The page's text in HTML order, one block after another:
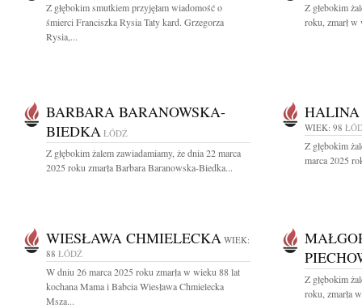
Z głębokim smutkiem przyjęłam wiadomość o
śmierci Franciszka Rysia Taty kard. Grzegorza
Rysia,...
Z głebokim
roku, zmarł
BARBARA BARANOWSKA-
BIEDKA ŁÓDŹ
Z głębokim żalem zawiadamiamy, że dnia 22 marca
2025 roku zmarła Barbara Baranowska-Biedka...
HALINA
WIEK: 98
Z głębokim
marca 2025
WIESŁAWA CHMIELECKA WIEK:
88 ŁÓDŹ
W dniu 26 marca 2025 roku zmarła w wieku 88 lat
kochana Mama i Babcia Wiesława Chmielecka
Msza...
Z głębokim
roku, zmarła